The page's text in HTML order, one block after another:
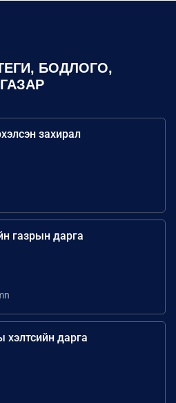
БОДЛОГО,
захирал
газрын дарга
хэлтсийн дарга